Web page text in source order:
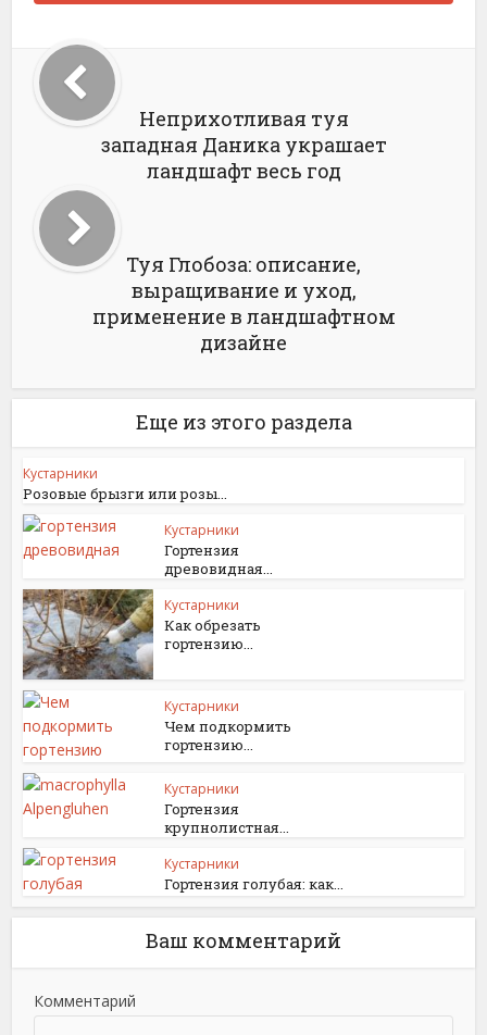
Неприхотливая туя
западная Даника украшает
ландшафт весь год
Туя Глобоза: описание,
выращивание и уход,
применение в ландшафтном
дизайне
Еще из этого раздела
Кустарники
Розовые брызги или розы...
Кустарники
Гортензия
древовидная...
Кустарники
Как обрезать
гортензию...
Кустарники
Чем подкормить
гортензию...
Кустарники
Гортензия
крупнолистная...
Кустарники
Гортензия голубая: как...
Ваш комментарий
Комментарий